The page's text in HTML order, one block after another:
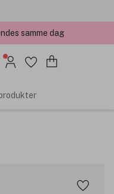
og 2025